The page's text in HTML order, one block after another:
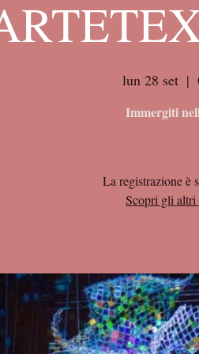
lun 28 set
  |
Immergiti
La registrazione è
Scopri gli altri